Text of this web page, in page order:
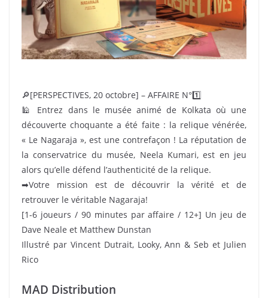
🔎[PERSPECTIVES, 20 octobre] – AFFAIRE N°1️⃣
🕌 Entrez dans le musée animé de Kolkata où une
découverte choquante a été faite : la relique vénérée,
« Le Nagaraja », est une contrefaçon ! La réputation de
la conservatrice du musée, Neela Kumari, est en jeu
alors qu’elle défend l’authenticité de la relique.
➡Votre mission est de découvrir la vérité et de
retrouver le véritable Nagaraja!
[1-6 joueurs / 90 minutes par affaire / 12+] Un jeu de
Dave Neale et Matthew Dunstan
Illustré par Vincent Dutrait, Looky, Ann & Seb et Julien
Rico
MAD Distribution